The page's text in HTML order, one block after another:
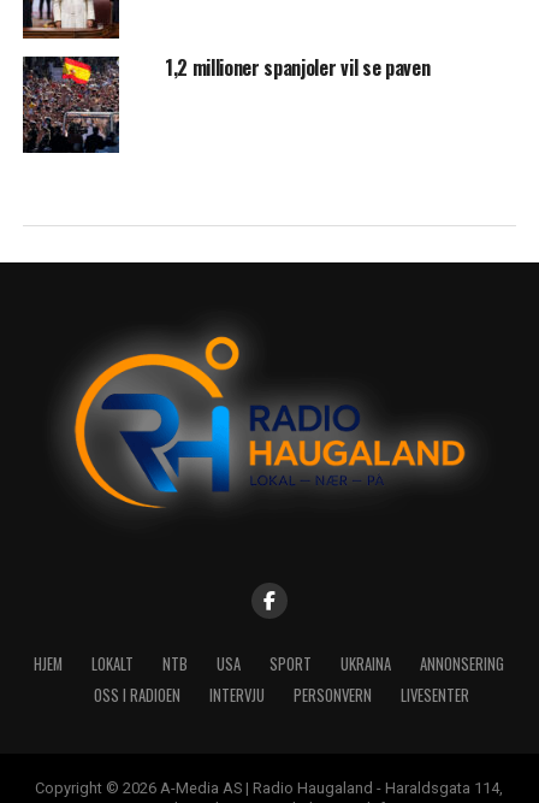
1,2 millioner spanjoler vil se paven
HJEM LOKALT NTB USA SPORT UKRAINA
ANNONSERING
OSS I RADIOEN
INTERVJU PERSONVERN LIVESENTER
Copyright © 2026 A-Media AS | Radio Haugaland - Haraldsgata 114,